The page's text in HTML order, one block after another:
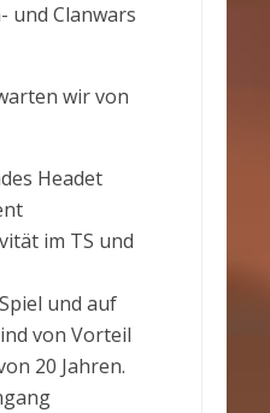
und Clanwars
wir von
Headet
im TS und
und auf
von Vorteil
20 Jahren.